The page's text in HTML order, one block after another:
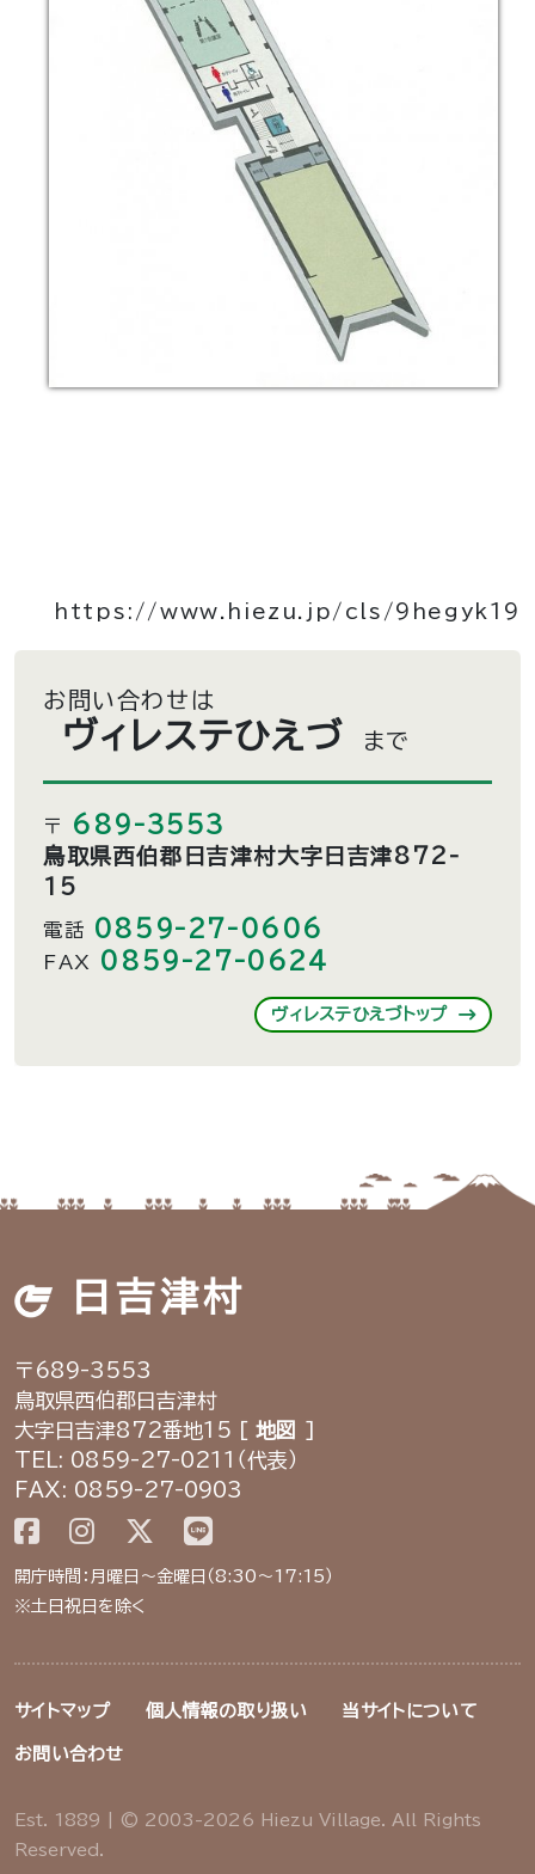
https://www.hiezu.jp/cls/9hegyk19
お問い合わせは
ヴィレステひえづ まで
〒 689-3553
鳥取県西伯郡日吉津村大字日吉津872-
15
電話 0859-27-0606
FAX 0859-27-0624
ヴィレステひえづトップ
日吉津村
〒689-3553
鳥取県西伯郡日吉津村
大字日吉津872番地15 [ 地図
]
TEL: 0859-27-0211（代表）
FAX: 0859-27-0903
開庁時間：月曜日～金曜日（8:30～17:15）
※土日祝日を除く
サイトマップ 個人情報の取り扱い 当サイトについて
お問い合わせ
Est. 1889 | © 2003-2026 Hiezu Village. All Rights
Reserved.